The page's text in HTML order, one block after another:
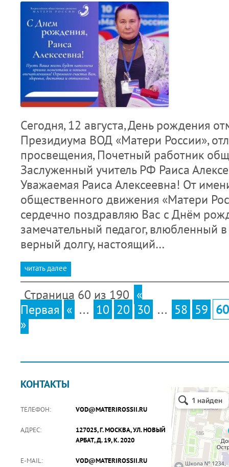
Сегодня, 12 августа, День рождения
Президиума ВОД «Матери России»,
просвещения, Почетный работник
Заслуженный учитель РФ Раиса
Уважаемая Раиса Алексеевна! От
общественного движения «Матери
сердечно поздравляю Вас с Днём
замечательный педагог, влюбленный
верный долгу, настоящий…
читать далее
Страница 60 из 190 «
Первая « ... 10 20 30 ... 58 59 60
»
КОНТАКТЫ
ТЕЛЕФОН: VOD@MATERIROSSII.RU
АДРЕС:
127025, Г. МОСКВА, УЛ. НОВЫЙ
АРБАТ, Д. 19, К. 2020
E-MAIL: VOD@MATERIROSSII.RU